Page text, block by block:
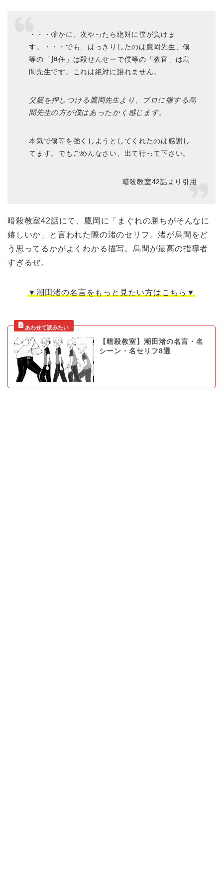
・・・確かに、次やったら絶対に僕が負けま
す。・・・でも、はっきりしたのは鷹岡先生、僕
等の「担任」は殺せんせーで僕等の「教官」は烏
間先生です。これは絶対に譲れません。
父親を押しつける鷹岡先生より、プロに徹する烏
間先生の方が僕はあったかく感じます。
本気で僕等を強くしようとしてくれたのは感謝し
てます。でもごめんなさい、出て行って下さい。
暗殺教室42話より引用
暗殺教室42話にて、鷹岡に「まぐれの勝ちがそんなに
嬉しいか」と言われた際の渚のセリフ。渚が烏間をど
う思ってるかがよくわかる描写。烏間が最高の指導者
すぎるぜ。
▼潮田渚の名言をもっと見たい方はこちら▼
【暗殺教室】潮田渚の名言・名
シーン・名セリフ8選